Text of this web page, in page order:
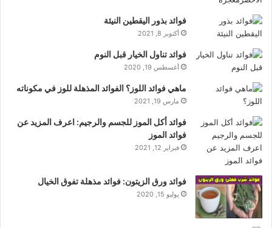
فوائد بذور اليقطين النيئة
أكتوبر 8, 2021
فوائد تناول الخيار قبل النوم
أغسطس 19, 2020
ماهي فوائد اللوز؟ الفوائد المذهلة للوز في مكوناته
مارس 19, 2021
فوائد أكل الموز للجسم والرجيم: اعرف المزيد عن
فوائد الموز
فبراير 12, 2021
فوائد ورق الزيتون: فوائد مذهلة تفوق الخيال
يوليو 15, 2020